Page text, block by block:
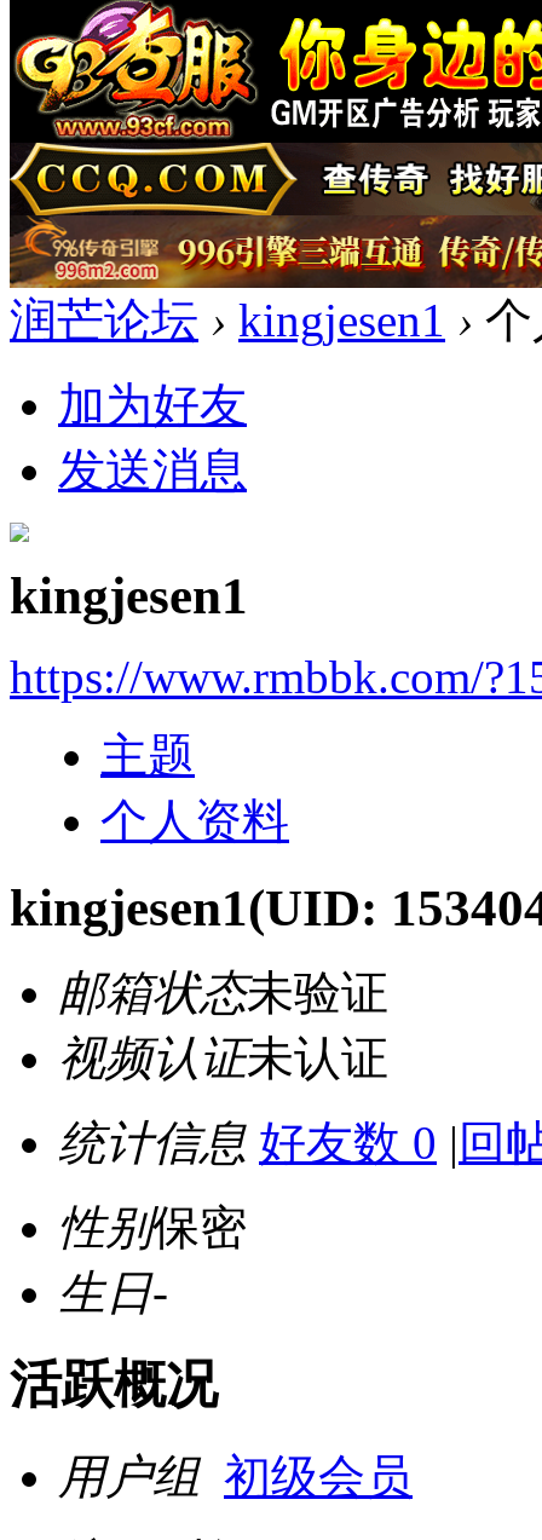
润芒论坛 › kingjesen1 ›
加为好友
发送消息
kingjesen1
https://www.rmbbk.com/
主题
个人资料
kingjesen1(UID:
邮箱状态未验证
视频认证未认证
统计信息 好友数 0 | 回
性别保密
生日-
活跃概况
用户组 初级会员